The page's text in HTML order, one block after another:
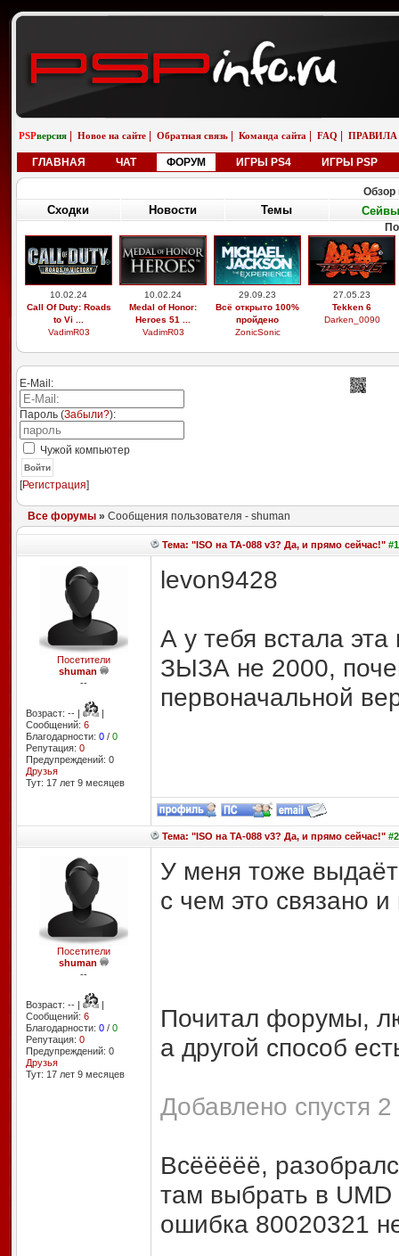
PSPверсия Новое на сайте Обратная связь Команда сайта FAQ ПРАВИЛА
ГЛАВНАЯ ЧАТ ФОРУМ ИГРЫ PS4 ИГРЫ PSP
Обзор
Сходки Новости Темы Сейвы
10.02.24
Call Of Duty: Roads
to Vi ...
VadimR03
10.02.24
Medal of Honor:
Heroes 51 ...
VadimR03
29.09.23
Всё открыто 100%
пройдено
ZonicSonic
27.05.23
Tekken 6
Darken_0090
E-Mail:
Пароль (Забыли?):
Чужой компьютер
Войти
[Регистрация]
Все форумы» Сообщения пользователя - shuman
Тема: "ISO на TA-088 v3? Да, и прямо сейчас!"#1
Посетители
shuman
--
Возраст: -- |
|
Сообщений: 6
Благодарности: 0/ 0
Репутация: 0
Предупреждений: 0
Друзья
Тут: 17 лет 9 месяцев
levon9428
А у тебя встала
ЗЫЗА не 2000,
первоначальной
Тема: "ISO на TA-088 v3? Да, и прямо сейчас!"#2
Посетители
shuman
--
Возраст: -- |
|
Сообщений: 6
Благодарности: 0/ 0
Репутация: 0
Предупреждений: 0
Друзья
Тут: 17 лет 9 месяцев
У меня тоже
с чем это связано и
Почитал форумы,
а другой способ
Добавлено спустя
Всёёёёё,
там выбрать в UMD
ошибка 80020321